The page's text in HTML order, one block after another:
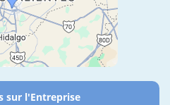
sur l'Entreprise